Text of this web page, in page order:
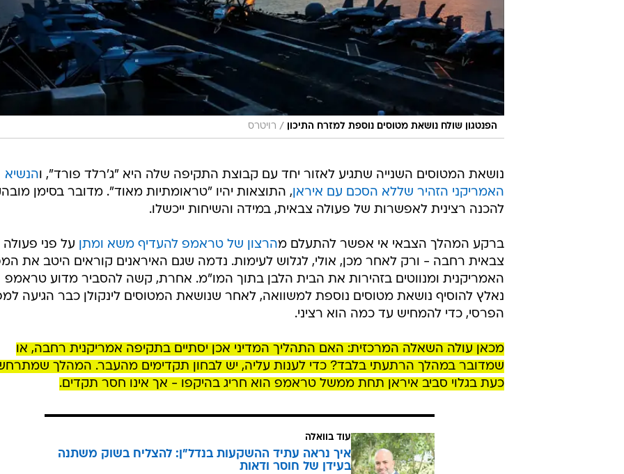
הפנטגון שולח נושאת מטוסים נוספת למזרח התיכון / רויטרס
נושאת המטוסים השנייה שתגיע לאזור יחד עם קבוצת התקיפה שלה היא "ג'רלד פורד", והנשיא
האמריקני הזהיר שללא הסכם עם איראן, התוצאות יהיו "טראומתיות מאוד". מדובר בסימן
להכנה רצינית לאפשרות של פעולה צבאית, במידה והשיחות ייכשלו.
ברקע המהלך הצבאי אי אפשר להתעלם מהרצון של טראמפ להעדיף משא ומתן על פני פעולה
צבאית רחבה - ורק לאחר מכן, אולי, לגלוש לעימות. נדמה שגם האיראנים קוראים היטב את
האמריקנית ומנווטים בזהירות את הבית הלבן בתוך המו"מ. אחרת, קשה להסביר מדוע טראמפ
נאלץ להוסיף נושאת מטוסים נוספת למשוואה, לאחר שנושאת המטוסים לינקולן כבר הגיעה
הפרסי, כדי להמחיש עד כמה הוא רציני.
מכאן עולה השאלה המרכזית: האם התהליך המדיני אכן יסתיים בתקיפה אמריקנית רחבה, או
שמדובר במהלך הרתעתי בלבד? כדי לענות עליה, יש לבחון תקדימים מהעבר. המהלך
כעת בגלוי סביב איראן תחת ממשל טראמפ הוא חריג בהיקפו - אך אינו חסר תקדים.
עוד בוואלה
איך נראה עתיד ההשקעות בנדל"ן: להצליח בשוק משתנה
בעידן של חוסר ודאות